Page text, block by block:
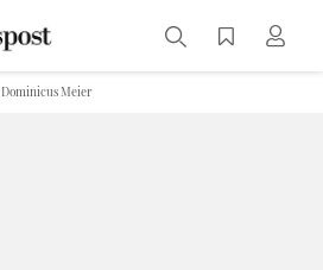
Dominicus Meier